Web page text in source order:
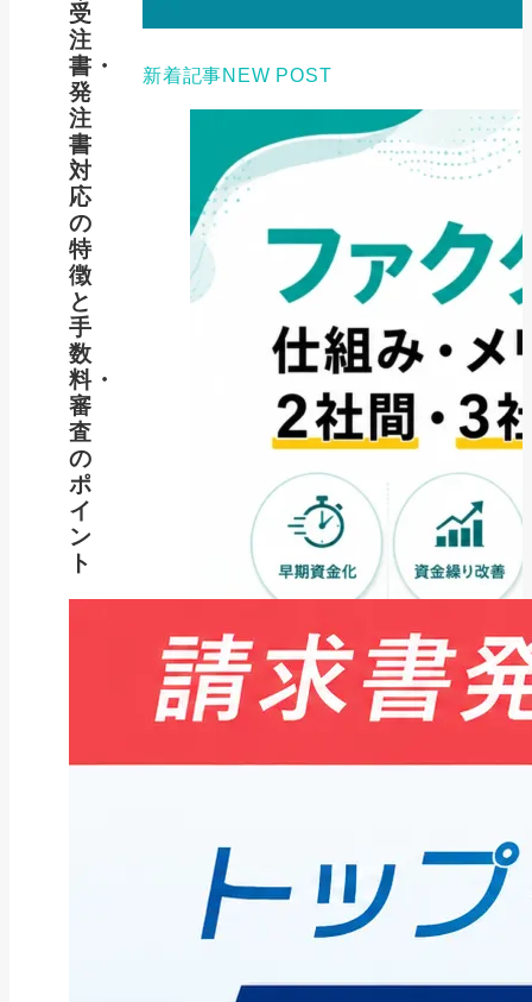
受
注
書・
発
注
書
対
応
の
特
徴
と
手
数
料・
審
査
の
ポ
イ
ン
ト
新着記事NEW POST
ファクタリングとは？仕組み・メ
リット・注意点と...
2026年8月6日